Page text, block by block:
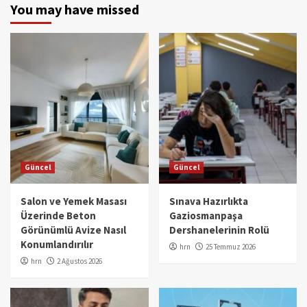
You may have missed
Güncel
Salon ve Yemek Masası
Üzerinde Beton
Görünümlü Avize Nasıl
Konumlandırılır
hrn 2 Ağustos 2026
Güncel
Sınava Hazırlıkta
Gaziosmanpaşa
Dershanelerinin Rolü
hrn 25 Temmuz 2026